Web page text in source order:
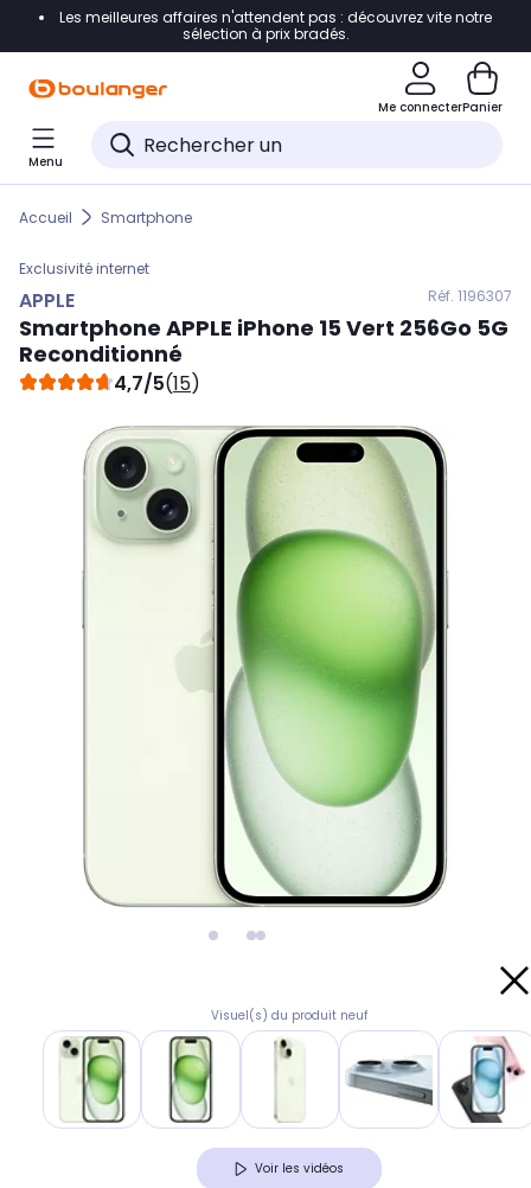
Accéder directement à la navigation
Accéder directement au pied de page
Accéder directement au chatbot
Les meilleures affaires n'attendent pas : découvrez vite notre
sélection à prix bradés.
Me connecterPanier
Menu
Accueil Smartphone
Exclusivité internet
APPLE Réf. 1196307
Smartphone APPLE iPhone 15 Vert 256Go 5G
Reconditionné
4,7/5(15)
Visuel(s) du produit neuf
Voir les vidéos